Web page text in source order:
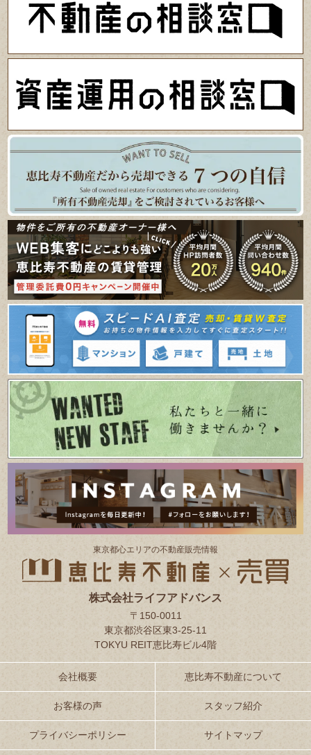
東京都⼼エリアの不動産販売情報
株式会社ライフアドバンス
〒150-0011
東京都渋谷区東3-25-11
TOKYU REIT恵比寿ビル4階
会社概要 恵比寿不動産について
お客様の声 スタッフ紹介
プライバシーポリシー サイトマップ